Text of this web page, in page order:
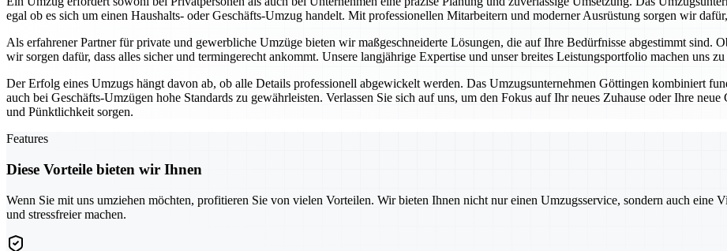
egal ob es sich um einen Haushalts- oder Geschäfts-Umzug handelt. Mit professionellen Mitarbeitern und moderner Ausrüstung sorgen wir
Als erfahrener Partner für private und gewerbliche Umzüge bieten wir maßgeschneiderte Lösungen, die auf Ihre Bedürfnisse abgestimmt sind.
wir sorgen dafür, dass alles sicher und termingerecht ankommt. Unsere langjährige Expertise und unser breites Leistungsportfolio machen uns
Der Erfolg eines Umzugs hängt davon ab, ob alle Details professionell abgewickelt werden. Das Umzugsunternehmen Göttingen kombiniert
auch bei Geschäfts-Umzügen hohe Standards zu gewährleisten. Verlassen Sie sich auf uns, um den Fokus auf Ihr neues Zuhause oder Ihre
und Pünktlichkeit sorgen.
Features
Diese Vorteile bieten wir Ihnen
Wenn Sie mit uns umziehen möchten, profitieren Sie von vielen Vorteilen. Wir bieten Ihnen nicht nur einen Umzugsservice, sondern auch eine
und stressfreier machen.